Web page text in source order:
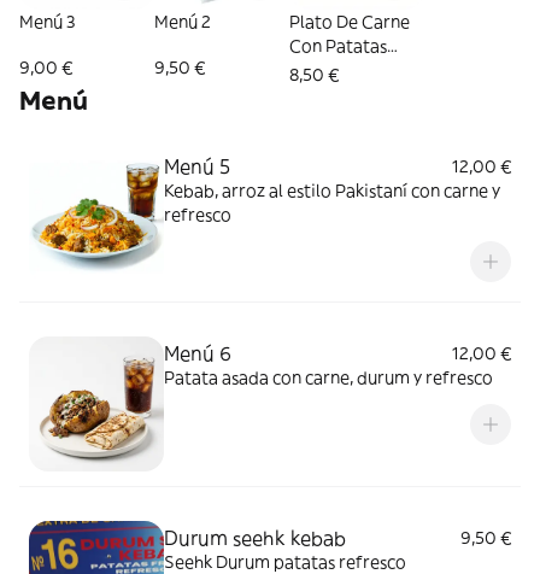
Menú 3
9,00 €
Menú 2
9,50 €
Plato De Carne
Con Patatas
Fritas
8,50 €
Menú
Menú 5
12,00 €
Kebab, arroz al estilo Pakistaní con carne y
refresco
Menú 6
12,00 €
Patata asada con carne, durum y refresco
Durum seehk kebab
9,50 €
Seehk Durum patatas refresco